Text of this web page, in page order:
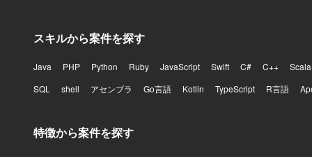
スキルから案件を探す
Java PHP Python Ruby JavaScript Swift C# C++
Scala
SQL
shell アセンブラ Go言語 Kotlin TypeScript R言語
特徴から案件を探す